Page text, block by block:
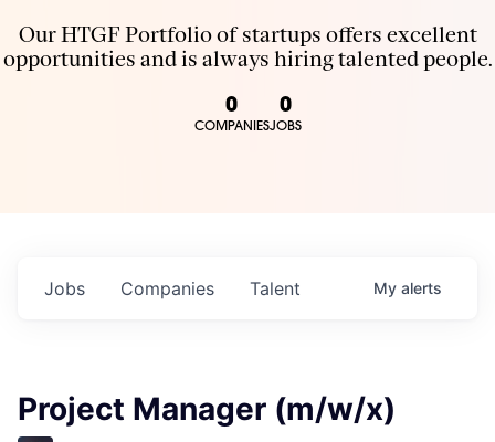
Our HTGF Portfolio of startups offers excellent
opportunities and is always hiring talented people.
0
COMPANIES
0
JOBS
Jobs Companies Talent My alerts
Project Manager (m/w/x)